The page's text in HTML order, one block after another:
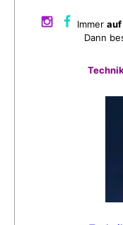
Immerauf
Dann